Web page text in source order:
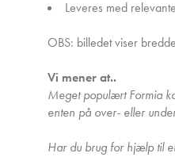
Leveres med
OBS: billedet viser
Vi mener at..
Meget populært Formia
enten på over- eller
Har du brug for hjælp til